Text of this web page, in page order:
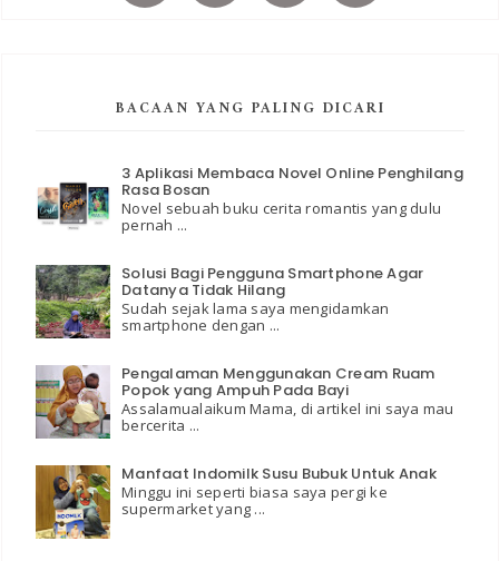
BACAAN YANG PALING DICARI
3 Aplikasi Membaca Novel Online Penghilang
Rasa Bosan
Novel sebuah buku cerita romantis yang dulu
pernah ...
Solusi Bagi Pengguna Smartphone Agar
Datanya Tidak Hilang
Sudah sejak lama saya mengidamkan
smartphone dengan ...
Pengalaman Menggunakan Cream Ruam
Popok yang Ampuh Pada Bayi
Assalamualaikum Mama, di artikel ini saya mau
bercerita ...
Manfaat Indomilk Susu Bubuk Untuk Anak
Minggu ini seperti biasa saya pergi ke
supermarket yang ...